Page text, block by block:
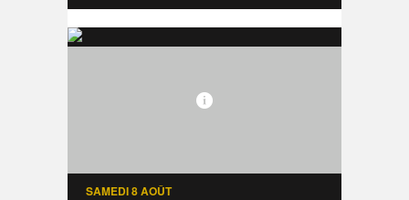
SAMEDI 8 AOÛT